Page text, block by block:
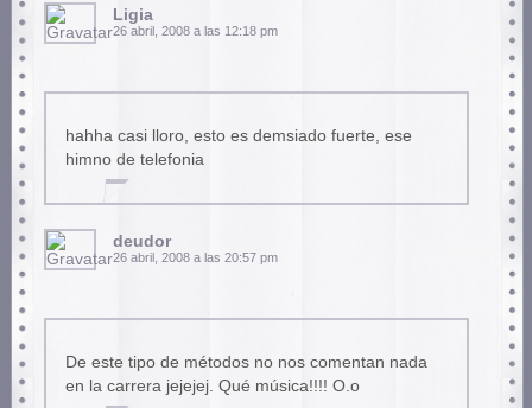
Ligia
26 abril, 2008 a las 12:18 pm
hahha casi lloro, esto es demsiado fuerte, ese
himno de telefonia
deudor
26 abril, 2008 a las 20:57 pm
De este tipo de métodos no nos comentan nada
en la carrera jejejej. Qué música!!!! O.o